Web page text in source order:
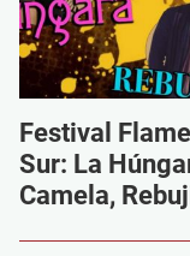
Festival
Sur: La
Camela,